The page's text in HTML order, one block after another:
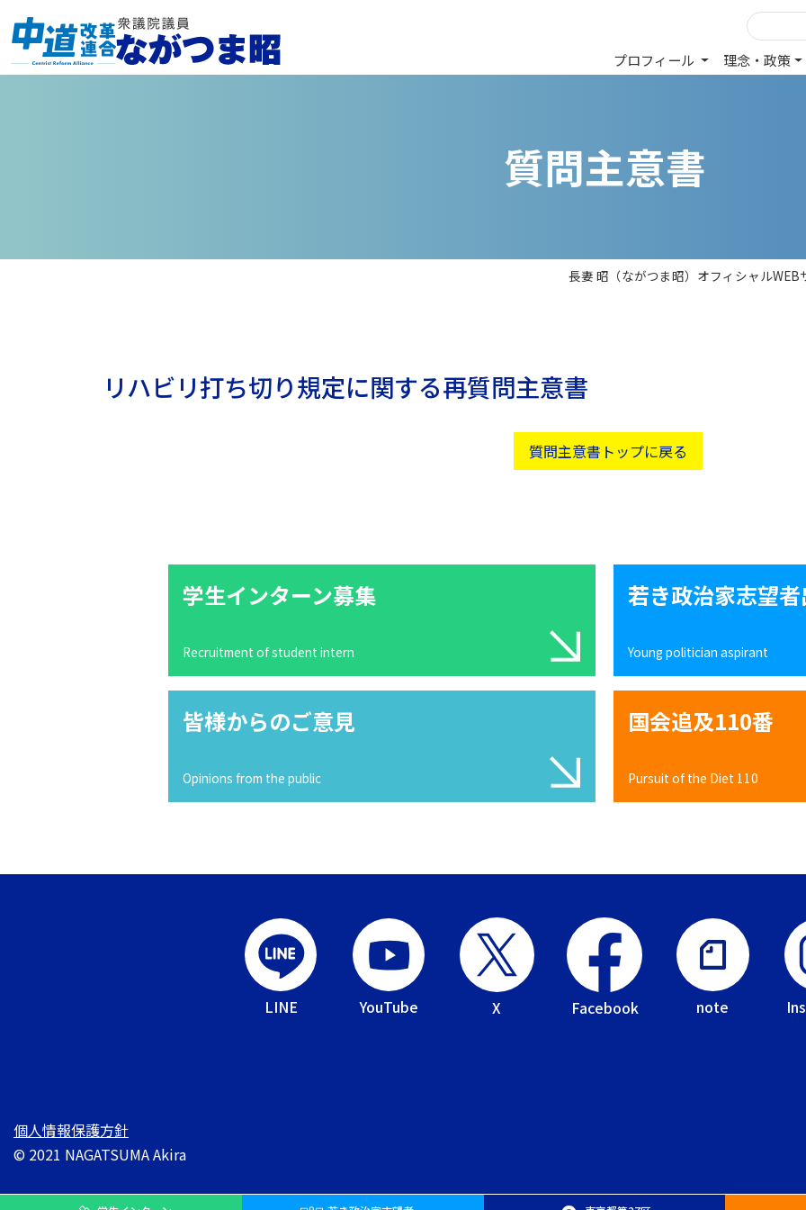
プロフィール 理念・政策
質問主意書
長妻 昭（ながつま昭）オフィシャルWEB
リハビリ打ち切り規定に関する再質問主意書
質問主意書トップに戻る
学生インターン募集
Recruitment of student intern
若き政治家志望
Young politician aspirant
皆様からのご意見
Opinions from the public
国会追及110番
Pursuit of the Diet 110
LINE YouTube X Facebook note
個人情報保護方針
© 2021 NAGATSUMA Akira